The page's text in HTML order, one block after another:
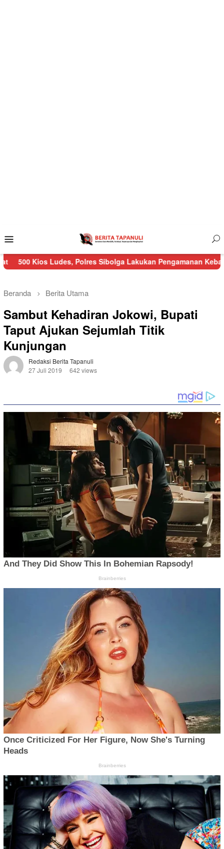
Mobile
Ludes, Polres Sibolga Lakukan Pengamanan Kebakaran Pasar
Beranda Berita Utama
Sambut Kehadiran Jokowi, Bupati
Taput Ajukan Sejumlah Titik
Kunjungan
Redaksi Berita Tapanuli
27 Juli 2019
642 views